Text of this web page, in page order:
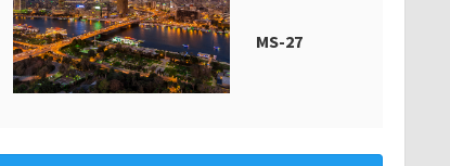
MS-27